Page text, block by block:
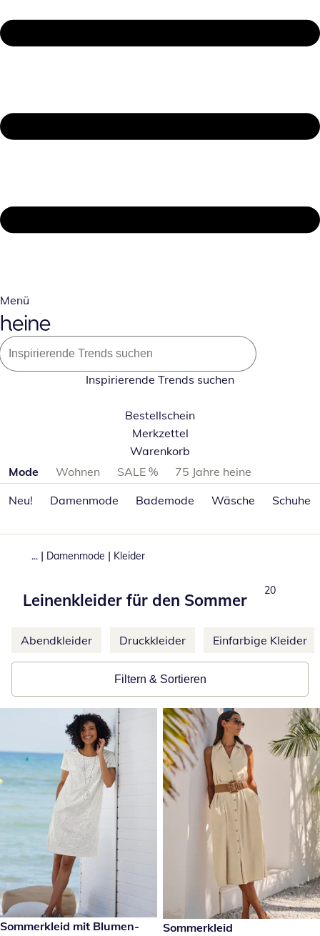
Menü
Inspirierende Trends suchen
Bestellschein
Merkzettel
Warenkorb
Produktkategorien überspringen
Mode Wohnen SALE %
75 Jahre heine
Neu!
Damenmode Bademode Wäsche Schuhe
... | Damenmode | Kleider
Leinenkleider für den Sommer
Produkte
20
Weitere Kategorien überspringen
Abendkleider Druckkleider Einfarbige Kleider
Filtern & Sortieren
89,99 €
Sommerkleid mit Blumen-
79,99 €
Sommerkleid